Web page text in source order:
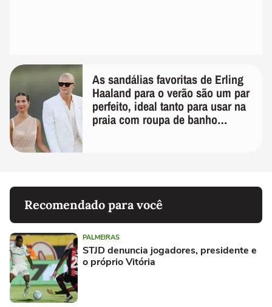
As sandálias favoritas de Erling
Haaland para o verão são um par
perfeito, ideal tanto para usar na
praia com roupa de banho
Recomendado para você
PALMEIRAS
STJD denuncia jogadores, presidente e
o próprio Vitória